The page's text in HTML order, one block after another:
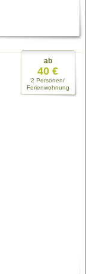
ab
40 €
2 Personen/
Ferienwohnung